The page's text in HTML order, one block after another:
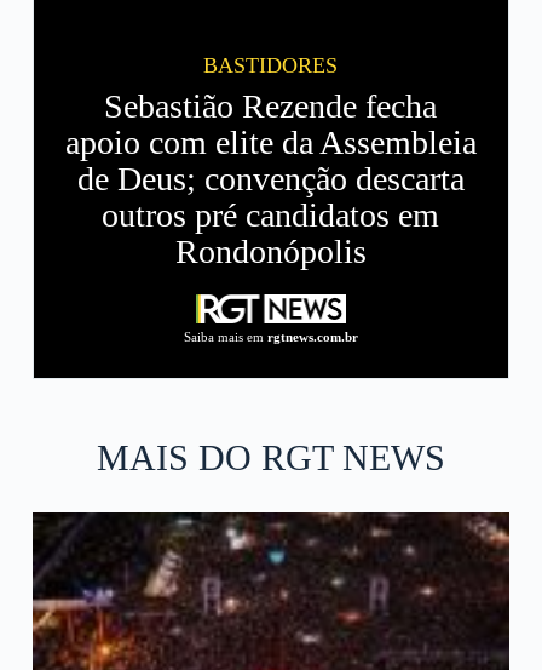
BASTIDORES
Sebastião Rezende fecha
apoio com elite da Assembleia
de Deus; convenção descarta
outros pré candidatos em
Rondonópolis
Saiba mais em rgtnews.com.br
MAIS DO RGT NEWS